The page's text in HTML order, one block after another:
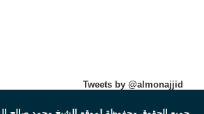
Tweets by @almonajjid